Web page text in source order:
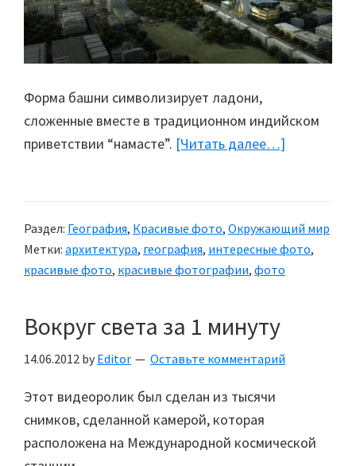
Форма башни символизирует ладони,
сложенные вместе в традиционном индийском
приветствии “намасте”. [Читать далее…]
в
мире
Раздел: География, Красивые фото, Окружающий мир
Метки: архитектура, география, интересные фото,
красивые фото, красивые фотографии, фото
Вокруг света за 1 минуту
14.06.2012 by Editor Оставьте комментарий
Этот видеоролик был сделан из тысячи
снимков, сделанной камерой, которая
расположена на Международной космической